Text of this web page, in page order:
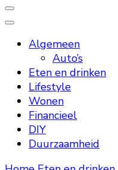
Kletskoppies.nl
Algemeen
Auto’s
Eten en drinken
Lifestyle
Wonen
Financieel
DIY
Duurzaamheid